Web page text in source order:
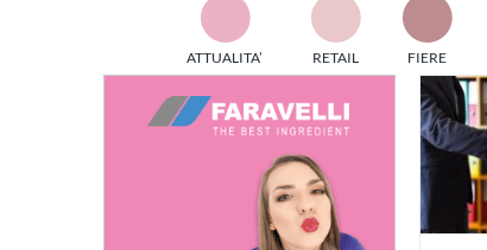
ATTUALITA’ RETAIL FIERE